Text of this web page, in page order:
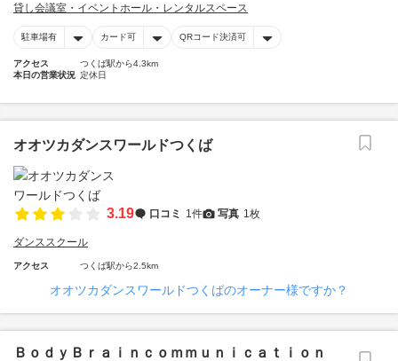
貸し会議室・イベントホール・レンタルスペース
駐車場有 カード可 QRコード決済可
アクセス
つくば駅から4.3km
本日の営業状況 定休日
オオツカダンスワールドつくば
3.19 口コミ 1件 写真 1枚
ダンススクール
アクセス つくば駅から2.5km
オオツカダンスワールドつくばのオーナー様ですか？
ＢｏｄｙＢｒａｉｎｃｏｍｍｕｎｉｃａｔｉｏｎ